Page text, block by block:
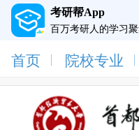
考研帮App
百万考研人的学习
首页 院校专业